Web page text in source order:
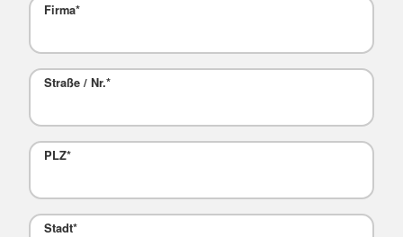
Firma*
Straße / Nr.*
PLZ*
Stadt*